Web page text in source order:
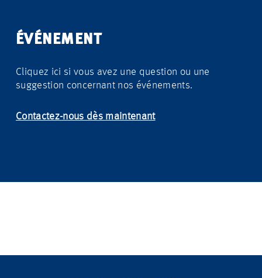
ÉVÉNEMENT
Cliquez ici si vous avez une question ou une
suggestion concernant nos événements.
Contactez-nous dès maintenant